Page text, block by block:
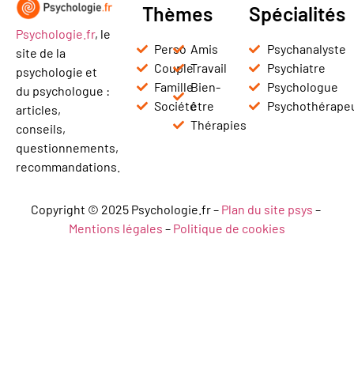
Psychologie.fr, le
site de la
psychologie et
du psychologue :
articles,
conseils,
questionnements,
recommandations.
Thèmes
Perso
Couple
Famille
Société
Amis
Travail
Bien-
être
Thérapies
Spécialités
Psychanalyste
Psychiatre
Psychologue
Copyright © 2025 Psychologie.fr – Plan du site psys –
Mentions légales – Politique de cookies